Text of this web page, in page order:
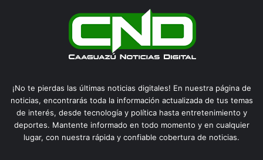
¡No te pierdas las últimas noticias digitales! En nuestra página de
noticias, encontrarás toda la información actualizada de tus temas
de interés, desde tecnología y política hasta entretenimiento y
deportes. Mantente informado en todo momento y en cualquier
lugar, con nuestra rápida y confiable cobertura de noticias.